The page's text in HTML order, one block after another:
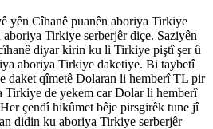
yên Cîhanê puanên aboriya Tirkiye
Tirkiye serberjêr diçe. Saziyên
diyar kirin ku li Tirkiye piştî şer û
aboriya Tirkiye daketiye. Bi taybetî
daket qîmetê Dolaran li hemberî TL pir
Tirkiye de yekem car Dolar li hemberî
çendî hikûmet bêje pirsgirêk tune jî
didin ku aboriya Tirkiye serberjêr